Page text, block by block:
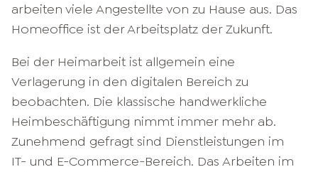
arbeiten viele Angestellte von zu Hause aus. Das
Homeoffice ist der Arbeitsplatz der Zukunft.
Bei der Heimarbeit ist allgemein eine
Verlagerung in den digitalen Bereich zu
beobachten. Die klassische handwerkliche
Heimbeschäftigung nimmt immer mehr ab.
Zunehmend gefragt sind Dienstleistungen im
IT- und E-Commerce-Bereich. Das Arbeiten im